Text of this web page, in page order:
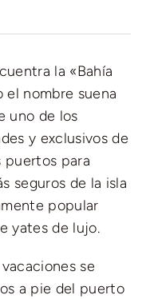
la «Bahía
el nombre suena
uno de los
y exclusivos de
puertos para
seguros de la isla
popular
yates de lujo.
se
a pie del puerto